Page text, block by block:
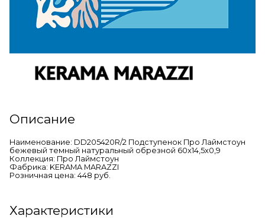
Описание
Наименование: DD205420R/2 Подступенок Про Лаймстоун
бежевый темный натуральный обрезной 60x14,5x0,9
Коллекция: Про Лаймстоун
Фабрика: KERAMA MARAZZI
Розничная цена: 448 руб.
Характеристики